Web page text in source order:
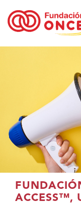
encuentras
ACCESS™,